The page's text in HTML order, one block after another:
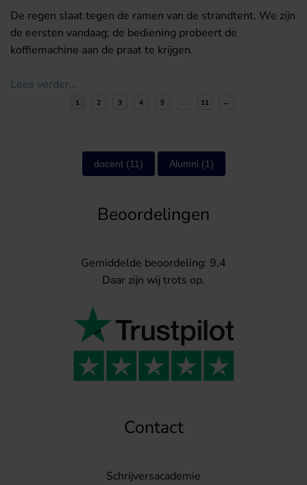
De regen slaat tegen de ramen van de strandtent. We zijn
de eersten vandaag; de bediening probeert de
koffiemachine aan de praat te krijgen.
Lees verder...
1 2 3 4 5 ... 11 →
docent (11) Alumni (1)
Beoordelingen
Gemiddelde beoordeling: 9,4
Daar zijn wij trots op.
Contact
Schrijversacademie